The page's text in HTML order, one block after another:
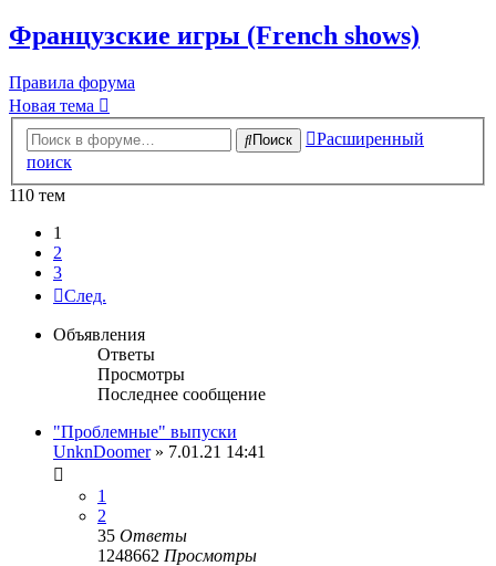
Французские игры (French shows)
Правила форума
Новая тема
Поиск
Расширенный
поиск
110 тем
1
2
3
След.
Объявления
Ответы
Просмотры
Последнее сообщение
"Проблемные" выпуски
UnknDoomer» 7.01.21 14:41
1
2
35 Ответы
1248662 Просмотры